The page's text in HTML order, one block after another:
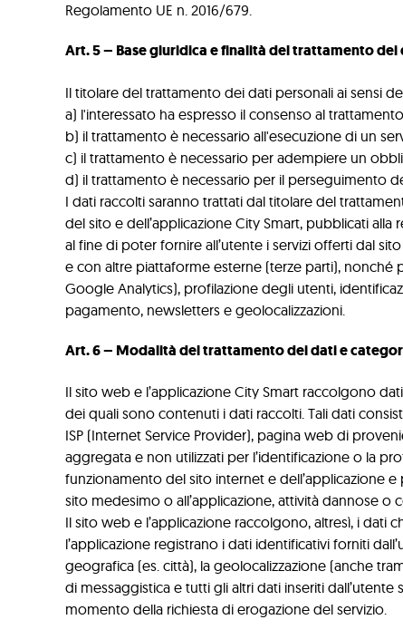
Regolamento UE n. 2016/679.
Art. 5 – Base giuridica e finalità del trattamento dei
Il titolare del trattamento dei dati personali ai sensi
a) l'interessato ha espresso il consenso al
b) il trattamento è necessario all'esecuzione di un
c) il trattamento è necessario per adempiere un
d) il trattamento è necessario per il perseguimento
I dati raccolti saranno trattati dal titolare del
del sito e dell’applicazione City Smart, pubblicati
al fine di poter fornire all’utente i servizi offerti dal
e con altre piattaforme esterne (terze parti), nonché
Google Analytics), profilazione degli utenti,
pagamento, newsletters e geolocalizzazioni.
Art. 6 – Modalità del trattamento dei dati e
Il sito web e l’applicazione City Smart raccolgono
dei quali sono contenuti i dati raccolti. Tali dati
ISP (Internet Service Provider), pagina web di
aggregata e non utilizzati per l’identificazione o la
funzionamento del sito internet e dell’applicazione
sito medesimo o all’applicazione, attività dannose o
Il sito web e l’applicazione raccolgono, altresì, i dati
l’applicazione registrano i dati identificativi forniti
geografica (es. città), la geolocalizzazione (anche
di messaggistica e tutti gli altri dati inseriti
momento della richiesta di erogazione del servizio.